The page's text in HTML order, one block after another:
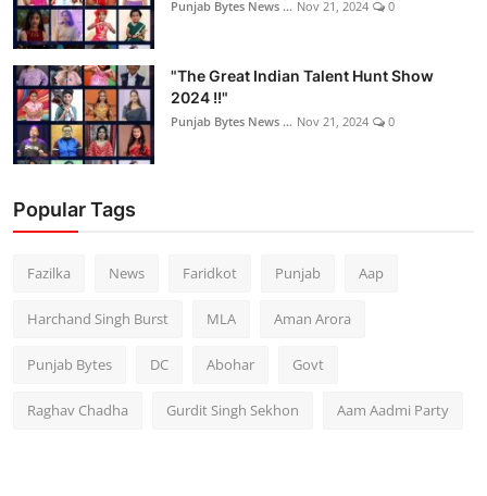
Punjab Bytes News ... Nov 21, 2024 0
"The Great Indian Talent Hunt Show
2024 !!"
Punjab Bytes News ... Nov 21, 2024 0
Popular Tags
Fazilka News Faridkot Punjab Aap
Harchand Singh Burst MLA Aman Arora
Punjab Bytes DC Abohar Govt
Raghav Chadha Gurdit Singh Sekhon Aam Aadmi Party